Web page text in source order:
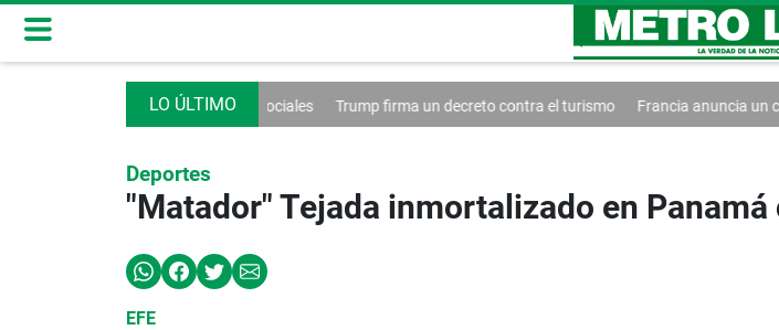
de las redes sociales Trump firma un decreto contra el turismo Francia anuncia un caso de hantavirus
Deportes
"Matador" Tejada inmortalizado en
EFE